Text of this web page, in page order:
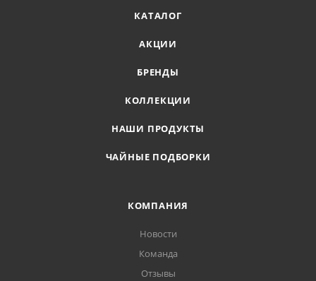
КАТАЛОГ
АКЦИИ
БРЕНДЫ
КОЛЛЕКЦИИ
НАШИ ПРОДУКТЫ
ЧАЙНЫЕ ПОДБОРКИ
КОМПАНИЯ
Новости
Команда
Отзывы